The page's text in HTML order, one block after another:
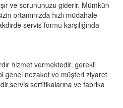
ve sorununuzu giderir. Mümkün
ortamınızda hızlı müdahale
servis formu karşılığında
hizmet vermektedir, gerekli
genel nezaket ve müşteri ziyaret
sertifikalarına ve fabrika